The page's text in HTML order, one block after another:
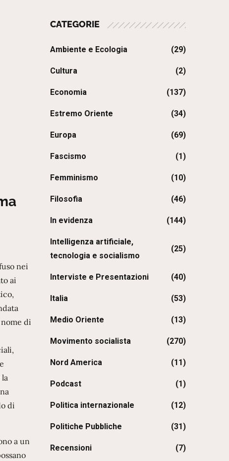
nei
ai
di
di
a un
CATEGORIE
Ambiente e Ecologia (29)
Cultura (2)
Economia (137)
Estremo Oriente (34)
Europa (69)
Fascismo (1)
Femminismo (10)
Filosofia (46)
In evidenza (144)
Intelligenza artificiale,
tecnologia e socialismo
(25)
Interviste e Presentazioni (40)
Italia (53)
Medio Oriente (13)
Movimento socialista (270)
Nord America (11)
Podcast (1)
Politica internazionale (12)
Politiche Pubbliche (31)
Recensioni (7)